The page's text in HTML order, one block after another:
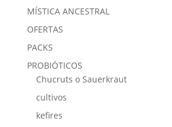
MÍSTICA ANCESTRAL
OFERTAS
PACKS
PROBIÓTICOS
Chucruts o Sauerkraut
cultivos
kefires